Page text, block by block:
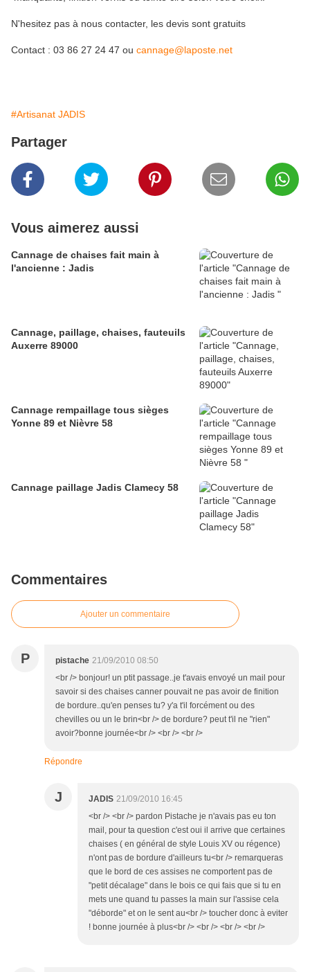
N'hesitez pas à nous contacter, les devis sont gratuits
Contact : 03 86 27 24 47 ou cannage@laposte.net
#Artisanat JADIS
Partager
Vous aimerez aussi
Cannage de chaises fait main à
l'ancienne : Jadis
Cannage, paillage, chaises, fauteuils
Auxerre 89000
Cannage rempaillage tous sièges
Yonne 89 et Nièvre 58
Cannage paillage Jadis Clamecy 58
Commentaires
Ajouter un commentaire
P pistache 21/09/2010 08:50
<br /> bonjour! un ptit passage..je t'avais envoyé un mail pour
savoir si des chaises canner pouvait ne pas avoir de finition
de bordure..qu'en penses tu? y'a t'il forcément ou des
chevilles ou un le brin<br /> de bordure? peut t'il ne "rien"
avoir?bonne journée<br /> <br /> <br />
Répondre
J JADIS 21/09/2010 16:45
<br /> <br /> pardon Pistache je n'avais pas eu ton
mail, pour ta question c'est oui il arrive que certaines
chaises ( en général de style Louis XV ou régence)
n'ont pas de bordure d'ailleurs tu<br /> remarqueras
que le bord de ces assises ne comportent pas de
"petit décalage" dans le bois ce qui fais que si tu en
mets une quand tu passes la main sur l'assise cela
"déborde" et on le sent au<br /> toucher donc à eviter
! bonne journée à plus<br /> <br /> <br /> <br />